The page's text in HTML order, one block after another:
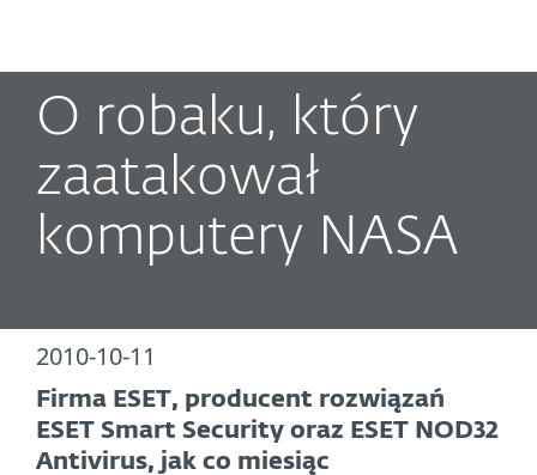
O robaku, który
zaatakował
komputery NASA
2010-10-11
Firma ESET, producent rozwiązań
ESET Smart Security oraz ESET NOD32
Antivirus, jak co miesiąc